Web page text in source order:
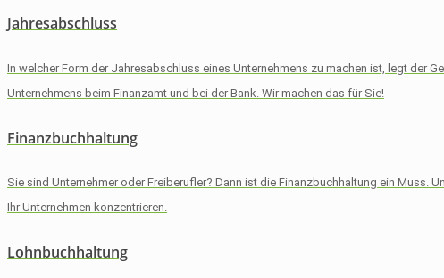
Jahresabschluss
In welcher Form der Jahresabschluss eines Unternehmens zu machen ist, legt der
Unternehmens beim Finanzamt und bei der Bank. Wir machen das für Sie!
Finanzbuchhaltung
Sie sind Unternehmer oder Freiberufler? Dann ist die Finanzbuchhaltung ein
Ihr Unternehmen konzentrieren.
Lohnbuchhaltung